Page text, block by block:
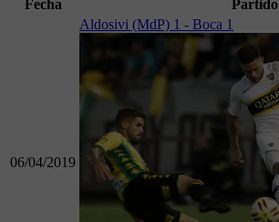
Fecha Partido
06/04/2019
Aldosivi (MdP) 1 - Boca 1